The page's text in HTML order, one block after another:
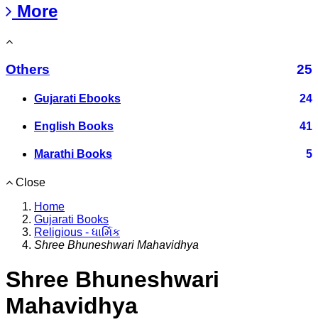
More
Others 25
Gujarati Ebooks 24
English Books 41
Marathi Books 5
Close
Home
Gujarati Books
Religious - ધાર્મિક
Shree Bhuneshwari Mahavidhya
Shree Bhuneshwari
Mahavidhya